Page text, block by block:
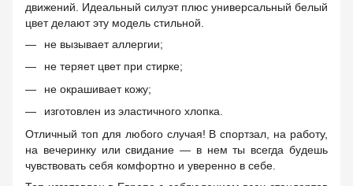
движений. Идеальный силуэт плюс универсальный белый
цвет делают эту модель стильной.
не вызывает аллергии;
не теряет цвет при стирке;
не окрашивает кожу;
изготовлен из эластичного хлопка.
Отличный топ для любого случая! В спортзал, на работу,
на вечеринку или свидание — в нем ты всегда будешь
чувствовать себя комфортно и уверенно в себе.